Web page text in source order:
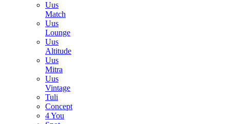
Uus
Match
Uus
Lounge
Uus
Altitude
Uus
Mitra
Uus
Vintage
Tuli
Concept
4 You